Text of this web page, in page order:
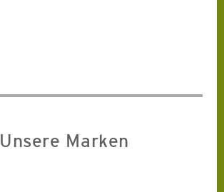
Unsere Marken